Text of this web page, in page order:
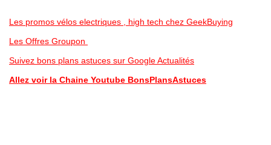
Les promos vélos electriques , high tech chez GeekBuying
Les Offres Groupon
Suivez bons plans astuces sur Google Actualités
Allez voir la Chaine Youtube BonsPlansAstuces